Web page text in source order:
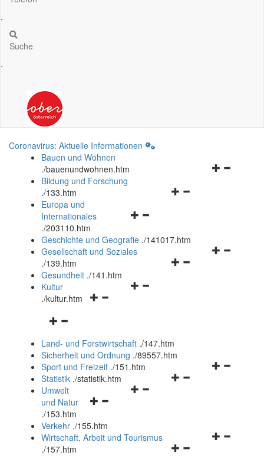
.
Suche
.
Coronavirus: Aktuelle Informationen
Bauen und Wohnen
./bauenundwohnen.htm
Navigationsmenü
Bildung und Forschung
./133.htm
Navigationsmenü
und
schließen
Europa und
Internationales
./203110.htm
Geschichte und Geografie ./141017.htm
Navigationsmenü
Gesellschaft und Soziales
./139.htm
Navigationsmenü
Gesundheit ./141.htm
Navigationsmenü
Kultur
./kultur.htm
Navigationsmenü
und
schließen
Land- und Forstwirtschaft ./147.htm
Sicherheit und Ordnung ./89557.htm
Navigationsmenü
Sport und Freizeit ./151.htm
Navigationsmenü
Statistik ./statistik.htm
Navigationsmenü
und
schließen
Umwelt
und Natur
./153.htm
Verkehr ./155.htm
Navigationsmenü
Wirtschaft, Arbeit und Tourismus
./157.htm